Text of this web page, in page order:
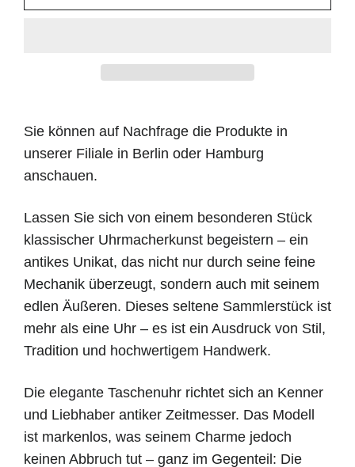
Sie können auf Nachfrage die Produkte in
unserer Filiale in Berlin oder Hamburg
anschauen.
Lassen Sie sich von einem besonderen Stück
klassischer Uhrmacherkunst begeistern – ein
antikes Unikat, das nicht nur durch seine feine
Mechanik überzeugt, sondern auch mit seinem
edlen Äußeren. Dieses seltene Sammlerstück ist
mehr als eine Uhr – es ist ein Ausdruck von Stil,
Tradition und hochwertigem Handwerk.
Die elegante Taschenuhr richtet sich an Kenner
und Liebhaber antiker Zeitmesser. Das Modell
ist markenlos, was seinem Charme jedoch
keinen Abbruch tut – ganz im Gegenteil: Die